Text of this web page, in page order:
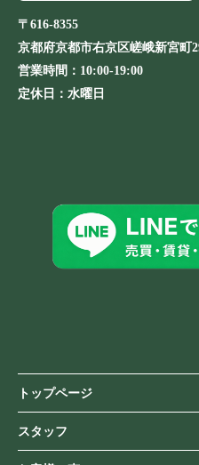
〒616-8355
京都府京都市右京区嵯峨新宮町
営業時間： 10:00-19:00
定休日： 水曜日
トップページ
スタッフ